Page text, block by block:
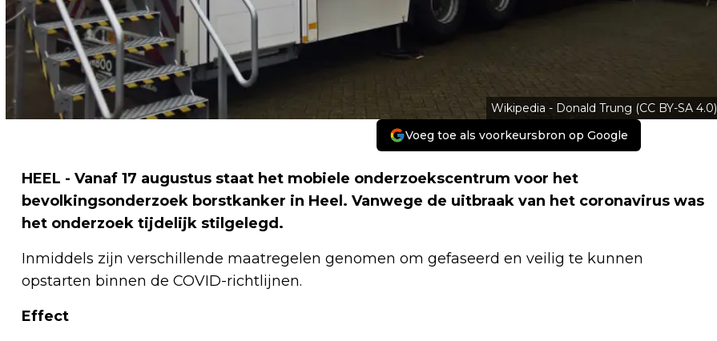
Wikipedia - Donald Trung (CC BY-SA 4.0)
Voeg toe als voorkeursbron op Google
HEEL - Vanaf 17 augustus staat het mobiele onderzoekscentrum voor het
bevolkingsonderzoek borstkanker in Heel. Vanwege de uitbraak van het coronavirus was
het onderzoek tijdelijk stilgelegd.
Inmiddels zijn verschillende maatregelen genomen om gefaseerd en veilig te kunnen
opstarten binnen de COVID-richtlijnen.
Effect